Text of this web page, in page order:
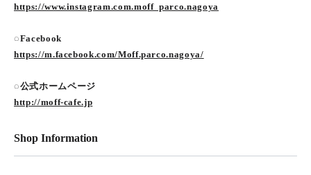
https://www.instagram.com.moff_parco.nagoya
◌Facebook
https://m.facebook.com/Moff.parco.nagoya/
◌公式ホームページ
http://moff-cafe.jp
Shop Information